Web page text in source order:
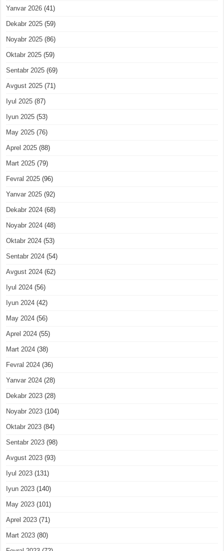
Yanvar 2026 (41)
Dekabr 2025 (59)
Noyabr 2025 (86)
Oktabr 2025 (59)
Sentabr 2025 (69)
Avgust 2025 (71)
Iyul 2025 (87)
Iyun 2025 (53)
May 2025 (76)
Aprel 2025 (88)
Mart 2025 (79)
Fevral 2025 (96)
Yanvar 2025 (92)
Dekabr 2024 (68)
Noyabr 2024 (48)
Oktabr 2024 (53)
Sentabr 2024 (54)
Avgust 2024 (62)
Iyul 2024 (56)
Iyun 2024 (42)
May 2024 (56)
Aprel 2024 (55)
Mart 2024 (38)
Fevral 2024 (36)
Yanvar 2024 (28)
Dekabr 2023 (28)
Noyabr 2023 (104)
Oktabr 2023 (84)
Sentabr 2023 (98)
Avgust 2023 (93)
Iyul 2023 (131)
Iyun 2023 (140)
May 2023 (101)
Aprel 2023 (71)
Mart 2023 (80)